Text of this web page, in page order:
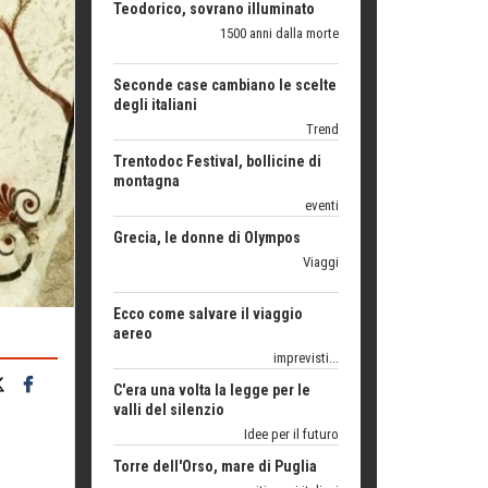
Seconde case cambiano le scelte
Trentodoc Festival, bollicine di
Grecia, le donne di Olympos
Viaggi
C'era una volta la legge per le
Torre dell'Orso, mare di Puglia
itinerari italiani